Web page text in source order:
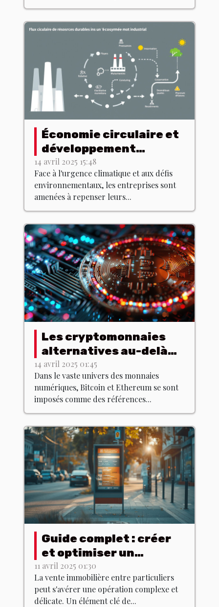
Économie circulaire et
développement
durable comment les
entreprises adaptent
leurs modèles
14 avril 2025 15:48
Face à l'urgence climatique et aux défis
environnementaux, les entreprises sont
amenées à repenser leurs...
Les cryptomonnaies
alternatives au-delà
du Bitcoin et de
l'Ethereum qui gagnent
du terrain
14 avril 2025 01:45
Dans le vaste univers des monnaies
numériques, Bitcoin et Ethereum se sont
imposés comme des références...
Guide complet : créer
et optimiser un
panneau immobilier
pour la vente entre
particuliers
11 avril 2025 01:30
La vente immobilière entre particuliers
peut s'avérer une opération complexe et
délicate. Un élément clé de...